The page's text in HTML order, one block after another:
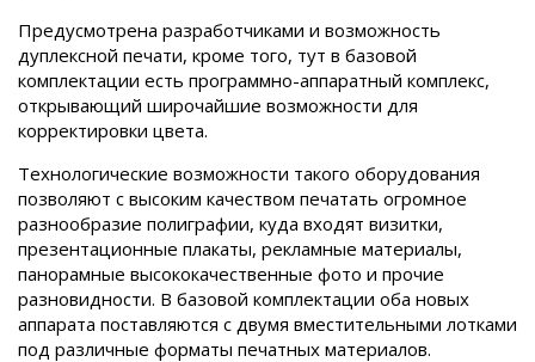
Предусмотрена разработчиками и возможность
дуплексной печати, кроме того, тут в базовой
комплектации есть программно-аппаратный комплекс,
открывающий широчайшие возможности для
корректировки цвета.
Технологические возможности такого оборудования
позволяют с высоким качеством печатать огромное
разнообразие полиграфии, куда входят визитки,
презентационные плакаты, рекламные материалы,
панорамные высококачественные фото и прочие
разновидности. В базовой комплектации оба новых
аппарата поставляются с двумя вместительными лотками
под различные форматы печатных материалов.